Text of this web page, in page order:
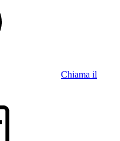
Chiama il